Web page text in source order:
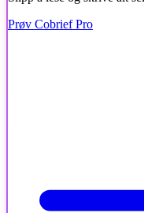
Prøv Cobrief Pro